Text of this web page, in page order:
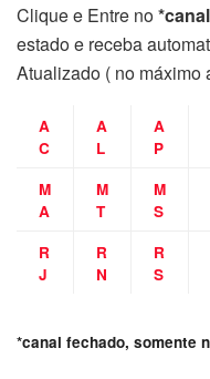
Clique e Entre no*canal
estado e receba
Atualizado ( no máximo
A
C
A
L
A
P
M
A
M
T
M
S
R
J
R
N
R
S
*canal fechado, somente